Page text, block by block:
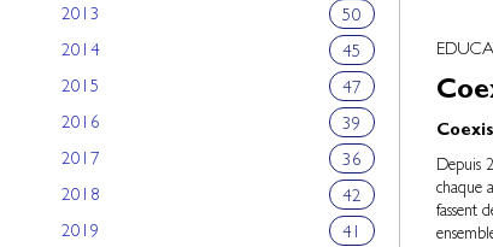
2013
50
2014
45
2015
47
2016
39
2017
36
2018
42
2019
41
Depuis
chaque
fassent